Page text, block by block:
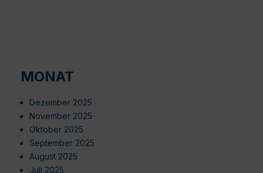
MONAT
Dezember 2025
November 2025
Oktober 2025
September 2025
August 2025
Juli 2025